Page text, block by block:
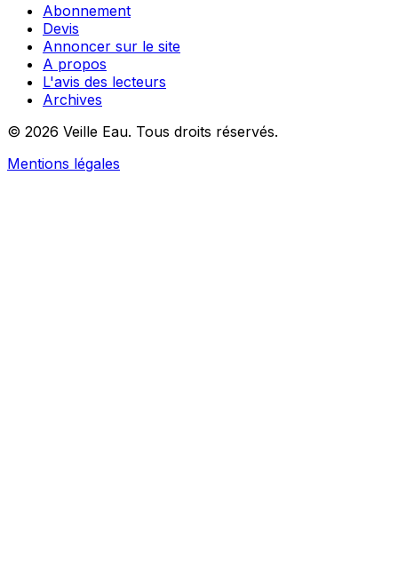
Abonnement
Devis
Annoncer sur le site
A propos
L'avis des lecteurs
Archives
© 2026 Veille Eau. Tous droits réservés.
Mentions légales